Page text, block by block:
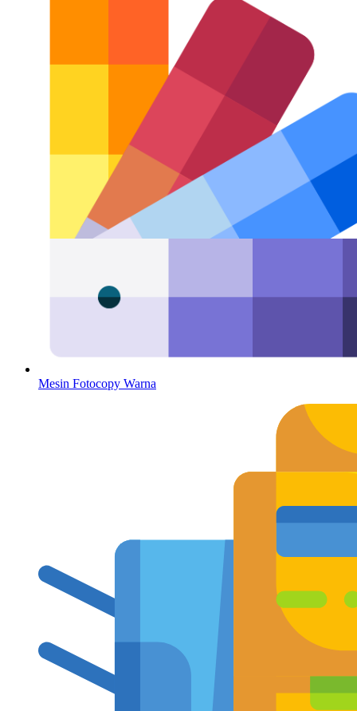
Mesin Fotocopy Warna